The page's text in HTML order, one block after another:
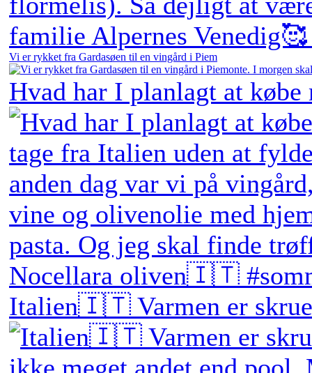
Vi er rykket fra Gardasøen til en vingård i Piem
Hvad har I planlagt at
Italien🇮🇹 Varmen er